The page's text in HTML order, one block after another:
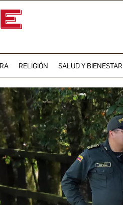
RELIGIÓN SALUD Y BIENESTAR